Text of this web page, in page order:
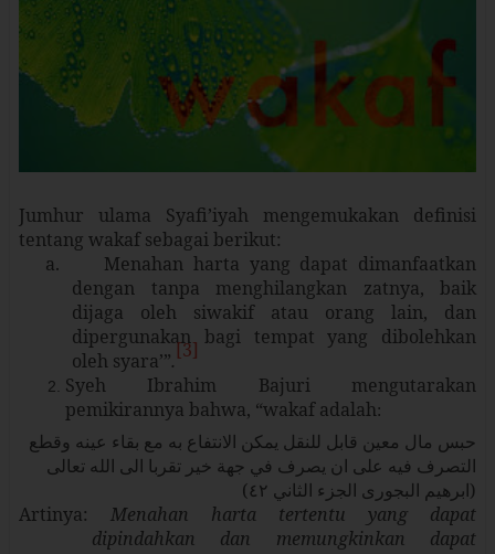
Jumhur ulama Syafi’iyah mengemukakan definisi
tentang wakafsebagai berikut:
a.
Menahan harta yang dapat dimanfaatkan
dengan tanpa menghilangkan zatnya, baik
dijaga oleh siwakif atau orang lain, dan
dipergunakan bagi tempat yang dibolehkan
oleh syara’”.[3]
Syeh Ibrahim Bajuri mengutarakan
pemikirannya bahwa, “wakaf adalah:
حبس مال معين قابل للنقل يمكن الانتفاع به مع بقاء عينه وقطع
التصرف فيه على ان يصرف في جهة خير تقربا الى الله تعالى
(ابرهيم البجورى الجزء الثاني ٤۲)
Artinya: Menahan harta tertentu yang dapat
dipindahkan dan memungkinkan dapat